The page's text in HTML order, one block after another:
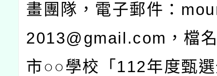
畫團隊，電子郵件：
2013@gmail.com，檔
市○○學校「112年度甄